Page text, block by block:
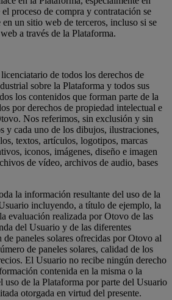
proceso de compra y contratación se
un sitio web de terceros, incluso si se
a través de la Plataforma.
de todos los derechos de
sobre la Plataforma y todos sus
los contenidos que forman parte de la
por derechos de propiedad intelectual e
Nos referimos, sin exclusión y sin
y cada uno de los dibujos, ilustraciones,
textos, artículos, logotipos, marcas
iconos, imágenes, diseño e imagen
de vídeo, archivos de audio, bases
la información resultante del uso de la
incluyendo, a título de ejemplo, la
evaluación realizada por Otovo de las
del Usuario y de las diferentes
paneles solares ofrecidas por Otovo al
de paneles solares, calidad de los
El Usuario no recibe ningún derecho
contenida en la misma o la
uso de la Plataforma por parte del Usuario
otorgada en virtud del presente.